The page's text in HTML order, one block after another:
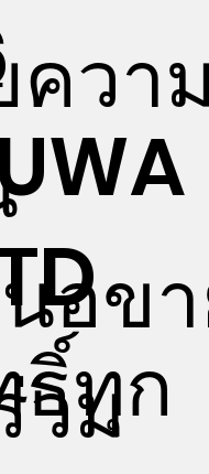
ธิ์ทุก
ควา
อข
วม